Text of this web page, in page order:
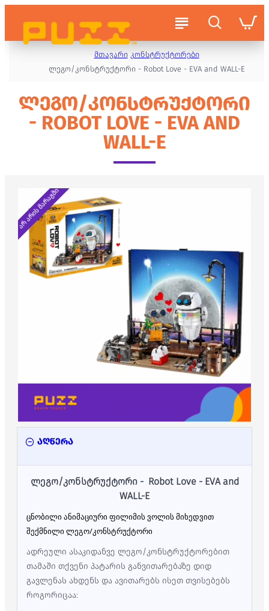
მთავარი კონსტრუქტორები
ლეგო/კონსტრუქტორი - Robot Love - EVA and WALL-E
ᲚᲔᲒᲝ/ᲙᲝᲜᲡᲢᲠᲣᲥᲢᲝᲠᲘ
- ROBOT LOVE - EVA AND
WALL-E
არ არის მარაგში
აღწერა
ლეგო/კონსტრუქტორი - Robot Love - EVA and
WALL-E
ცნობილი ანიმაციური ფილიმის ვოლის მიხედვით
შექმნილი ლეგო/კონსტრუქტორი
ადრეული ასაკიდანვე ლეგო/კონსტრუქტორებით
თამაში თქვენი პატარის განვითარებაზე დიდ
გავლენას ახდენს და ავითარებს ისეთ თვისებებს
როგორიცაა: